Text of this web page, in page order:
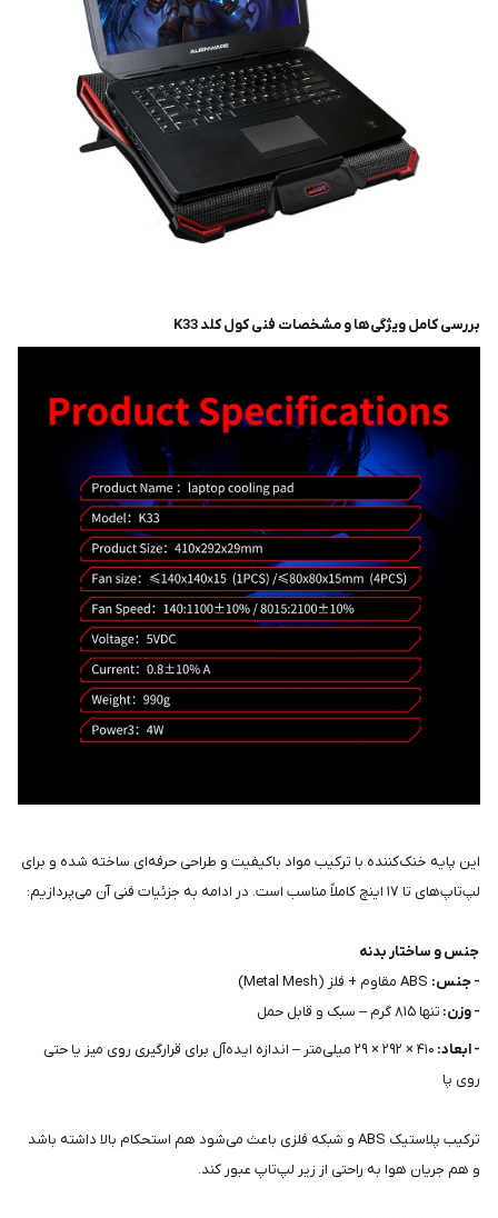
بررسی کامل ویژگی‌ها و مشخصات فنی کول کلد K33
این پایه خنک‌کننده با ترکیب مواد باکیفیت و طراحی حرفه‌ای ساخته شده و برای
لپ‌تاپ‌های تا ۱۷ اینچ کاملاً مناسب است. در ادامه به جزئیات فنی آن می‌پردازیم:
جنس و ساختار بدنه
- جنس:
- وزن: تنها ۸۱۵ گرم – سبک و قابل حمل
- ابعاد:
۴۱۰ × ۲۹۲ × ۲۹ میلی‌متر – اندازه ایده‌آل برای قرارگیری روی میز یا حتی
روی پا
ترکیب پلاستیک ABS و شبکه فلزی باعث می‌شود هم استحکام بالا داشته باشد
و هم جریان هوا به راحتی از زیر لپ‌تاپ عبور کند.